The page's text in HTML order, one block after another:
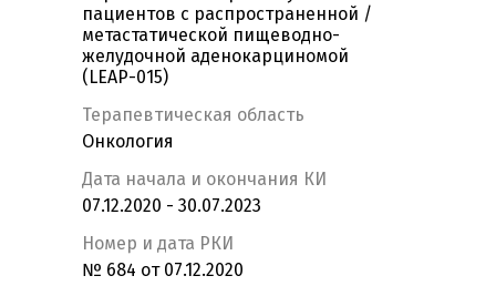
пациентов с распространенной /
метастатической пищеводно-
желудочной аденокарциномой
(LEAP-015)
Терапевтическая область
Онкология
Дата начала и окончания КИ
07.12.2020 - 30.07.2023
Номер и дата РКИ
№ 684 от 07.12.2020